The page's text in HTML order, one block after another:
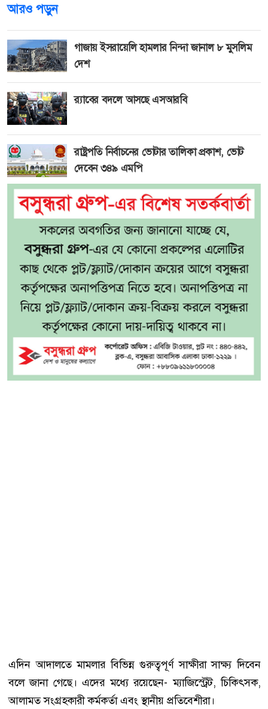
আরও পড়ুন
গাজায় ইসরায়েলি হামলার নিন্দা জানাল ৮ মুসলিম
দেশ
র‍্যাবের বদলে আসছে এসআরবি
রাষ্ট্রপতি নির্বাচনের ভোটার তালিকা প্রকাশ, ভোট
দেবেন ৩৪৯ এমপি
এদিন আদালতে মামলার বিভিন্ন গুরুত্বপূর্ণ সাক্ষীরা সাক্ষ্য দিবেন
বলে জানা গেছে। এদের মধ্যে রয়েছেন- ম্যাজিস্ট্রেট, চিকিৎসক,
আলামত সংগ্রহকারী কর্মকর্তা এবং স্থানীয় প্রতিবেশীরা।